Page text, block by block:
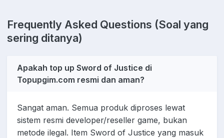
Frequently Asked Questions (Soal yang
sering ditanya)
Apakah top up Sword of Justice di
Topupgim.com resmi dan aman?
Sangat aman. Semua produk diproses lewat
sistem resmi developer/reseller game, bukan
metode ilegal. Item Sword of Justice yang masuk